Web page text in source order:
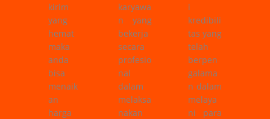
kirim
yang
hemat
maka
anda
bisa
menaik
an
harga
karyawa
n yang
bekerja
secara
profesio
nal
dalam
melaksa
nakan
i
kredibili
tas yang
telah
berpen
galama
n dalam
melaya
ni para